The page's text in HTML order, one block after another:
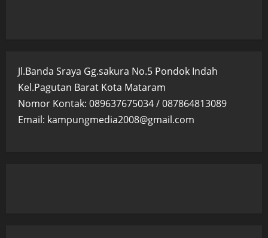
Jl.Banda Sraya Gg.sakura No.5 Pondok Indah
Kel.Pagutan Barat Kota Mataram
Nomor Kontak: 089637675034 / 087864813089
Email: kampungmedia2008@gmail.com